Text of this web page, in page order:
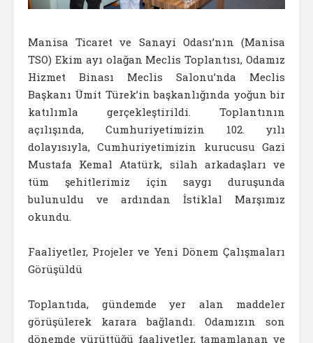
Manisa Ticaret ve Sanayi Odası’nın (Manisa
TSO) Ekim ayı olağan Meclis Toplantısı, Odamız
Hizmet Binası Meclis Salonu’nda Meclis
Başkanı Ümit Türek’in başkanlığında yoğun bir
katılımla gerçekleştirildi. Toplantının
açılışında, Cumhuriyetimizin 102. yılı
dolayısıyla, Cumhuriyetimizin kurucusu Gazi
Mustafa Kemal Atatürk, silah arkadaşları ve
tüm şehitlerimiz için saygı duruşunda
bulunuldu ve ardından İstiklal Marşımız
okundu.
Faaliyetler, Projeler ve Yeni Dönem Çalışmaları
Görüşüldü
Toplantıda, gündemde yer alan maddeler
görüşülerek karara bağlandı. Odamızın son
dönemde yürüttüğü faaliyetler, tamamlanan ve